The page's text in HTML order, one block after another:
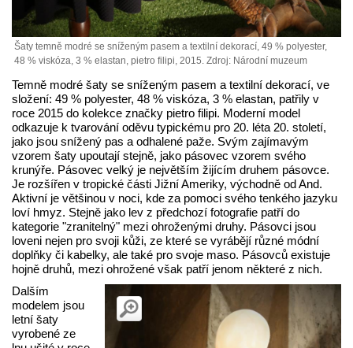
Šaty temně modré se sníženým pasem a textilní dekorací, 49 % polyester,
48 % viskóza, 3 % elastan, pietro filipi, 2015. Zdroj: Národní muzeum
Temně modré šaty se sníženým pasem a textilní dekorací, ve
složení: 49 % polyester, 48 % viskóza, 3 % elastan, patřily v
roce 2015 do kolekce značky pietro filipi. Moderní model
odkazuje k tvarování oděvu typickému pro 20. léta 20. století,
jako jsou snížený pas a odhalené paže. Svým zajímavým
vzorem šaty upoutají stejně, jako pásovec vzorem svého
krunýře. Pásovec velký je největším žijícím druhem pásovce.
Je rozšířen v tropické části Jižní Ameriky, východně od And.
Aktivní je většinou v noci, kde za pomoci svého tenkého jazyku
loví hmyz. Stejně jako lev z předchozí fotografie patří do
kategorie "zranitelný" mezi ohroženými druhy. Pásovci jsou
loveni nejen pro svoji kůži, ze které se vyrábějí různé módní
doplňky či kabelky, ale také pro svoje maso. Pásovců existuje
hojně druhů, mezi ohrožené však patří jenom některé z nich.
Dalším
modelem jsou
letní šaty
vyrobené ze